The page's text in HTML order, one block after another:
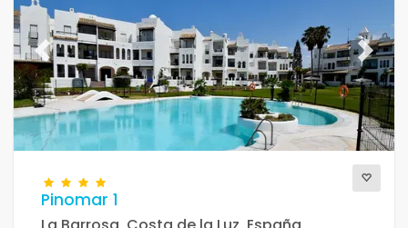
Previous Next
Pinomar 1